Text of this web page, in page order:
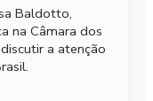
Baldotto,
na Câmara dos
a atenção